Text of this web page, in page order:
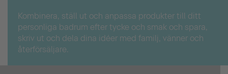
Kombinera, ställ ut och anpassa produkter till ditt
personliga badrum efter tycke och smak och spara,
skriv ut och dela dina idéer med familj, vänner och
återförsäljare.